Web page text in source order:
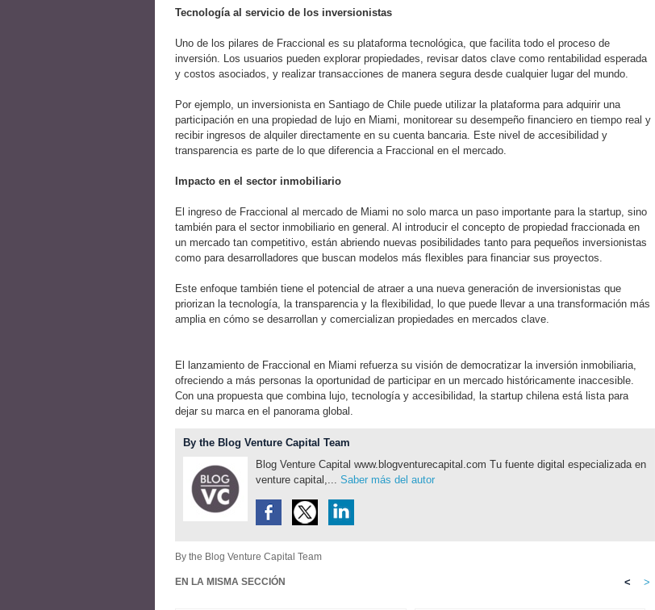
Tecnología al servicio de los inversionistas
Uno de los pilares de Fraccional es su plataforma tecnológica, que facilita todo el proceso de
inversión. Los usuarios pueden explorar propiedades, revisar datos clave como rentabilidad esperada
y costos asociados, y realizar transacciones de manera segura desde cualquier lugar del mundo.
Por ejemplo, un inversionista en Santiago de Chile puede utilizar la plataforma para adquirir una
participación en una propiedad de lujo en Miami, monitorear su desempeño financiero en tiempo real y
recibir ingresos de alquiler directamente en su cuenta bancaria. Este nivel de accesibilidad y
transparencia es parte de lo que diferencia a Fraccional en el mercado.
Impacto en el sector inmobiliario
El ingreso de Fraccional al mercado de Miami no solo marca un paso importante para la startup, sino
también para el sector inmobiliario en general. Al introducir el concepto de propiedad fraccionada en
un mercado tan competitivo, están abriendo nuevas posibilidades tanto para pequeños inversionistas
como para desarrolladores que buscan modelos más flexibles para financiar sus proyectos.
Este enfoque también tiene el potencial de atraer a una nueva generación de inversionistas que
priorizan la tecnología, la transparencia y la flexibilidad, lo que puede llevar a una transformación más
amplia en cómo se desarrollan y comercializan propiedades en mercados clave.
El lanzamiento de Fraccional en Miami refuerza su visión de democratizar la inversión inmobiliaria,
ofreciendo a más personas la oportunidad de participar en un mercado históricamente inaccesible.
Con una propuesta que combina lujo, tecnología y accesibilidad, la startup chilena está lista para
dejar su marca en el panorama global.
By the Blog Venture Capital Team
Blog Venture Capital www.blogventurecapital.com Tu fuente digital especializada en
venture capital,... Saber más del autor
By the Blog Venture Capital Team
EN LA MISMA SECCIÓN < >